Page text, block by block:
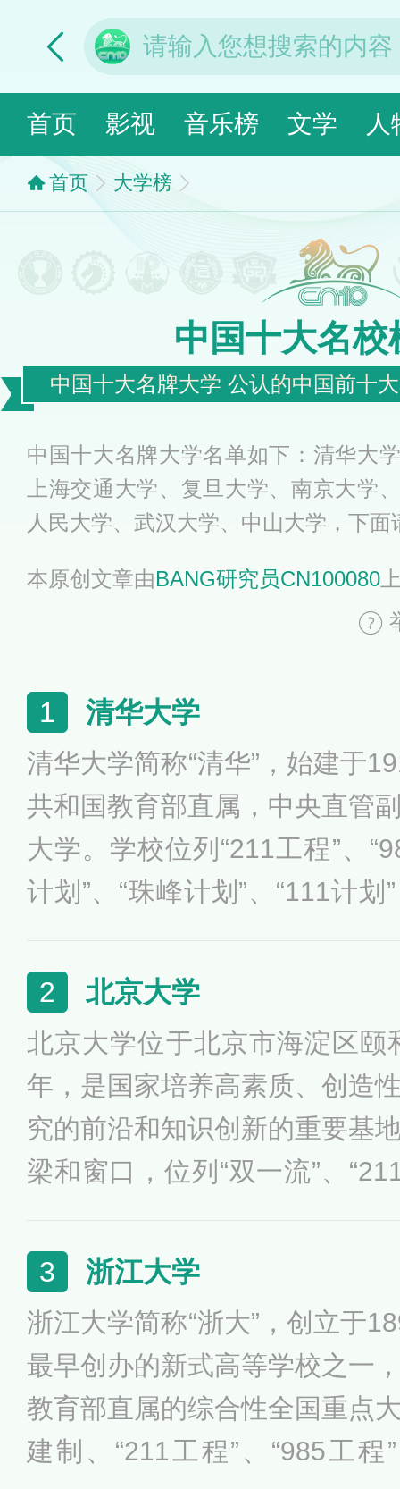
首页 影视 音乐榜 文学 人
首页 大学榜
中国十大名校
中国十大名牌大学 公认的中国前十
中国十大名牌大学名单如下：清华大
上海交通大学、复旦大学、南京大学
人民大学、武汉大学、中山大学，下
本原创文章由BANG研究员CN100080
1 清华大学
清华大学简称“清华”，始建于
共和国教育部直属，中央直管
大学。学校位列“211工程”、
计划”、“珠峰计划”、“111计
大学联盟、清华—剑桥—MIT
国高层次人才培养和科学技术
为“红色工程师的摇篮”。
2 北京大学
北京大学位于北京市海淀区颐
年，是国家培养高素质、创造
究的前沿和知识创新的重要基
梁和窗口，位列“双一流”、
研等各方面都取得了显著成绩
界一流大学奠定了坚实的基础
础教学和研究为主的综合性大
人才。
3 浙江大学
浙江大学简称“浙大”，创立于
最早创办的新式高等学校之一
教育部直属的综合性全国重点
建制、“211工程”、“985工